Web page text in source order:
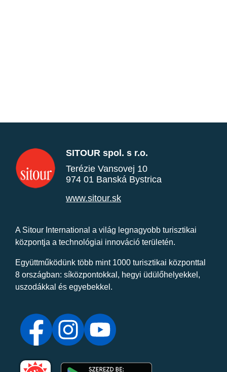
SITOUR spol. s r.o.
Terézie Vansovej 10
974 01 Banská Bystrica
www.sitour.sk
A Sitour International a világ legnagyobb turisztikai
központja a technológiai innováció területén.
Együttműködünk több mint 1000 turisztikai központtal
8 országban: síközpontokkal, hegyi üdülőhelyekkel,
uszodákkal és egyebekkel.